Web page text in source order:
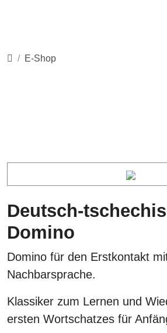
Startseite
E-Shop
Deutsch-
Domino
Domino für den Erstkontakt
Nachbarsprache.
Klassiker zum Lernen und
ersten Wortschatzes für